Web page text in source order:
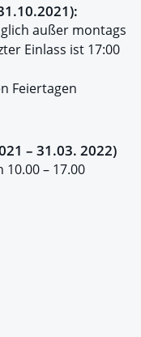
außer montags
Einlass ist 17:00
Feiertagen
– 31.03. 2022)
– 17.00